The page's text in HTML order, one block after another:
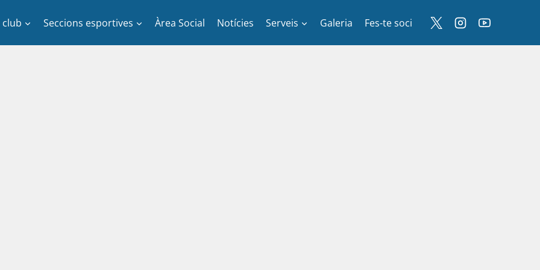
club Seccions esportives Àrea Social Notícies Serveis Galeria Fes-te soci